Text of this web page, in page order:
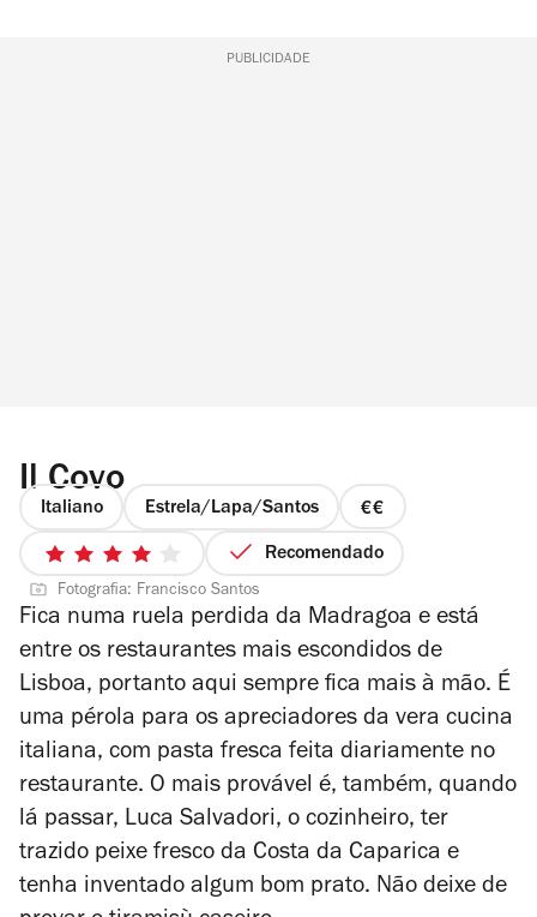
PUBLICIDADE
Il Covo
Italiano Estrela/Lapa/Santos
preço
2
4
4/5
estrelas
Recomendado
Fotografia: Francisco Santos
Fica numa ruela perdida da Madragoa e está
entre os restaurantes mais escondidos de
Lisboa, portanto aqui sempre fica mais à mão. É
uma pérola para os apreciadores da vera cucina
italiana, com pasta fresca feita diariamente no
restaurante. O mais provável é, também, quando
lá passar, Luca Salvadori, o cozinheiro, ter
trazido peixe fresco da Costa da Caparica e
tenha inventado algum bom prato. Não deixe de